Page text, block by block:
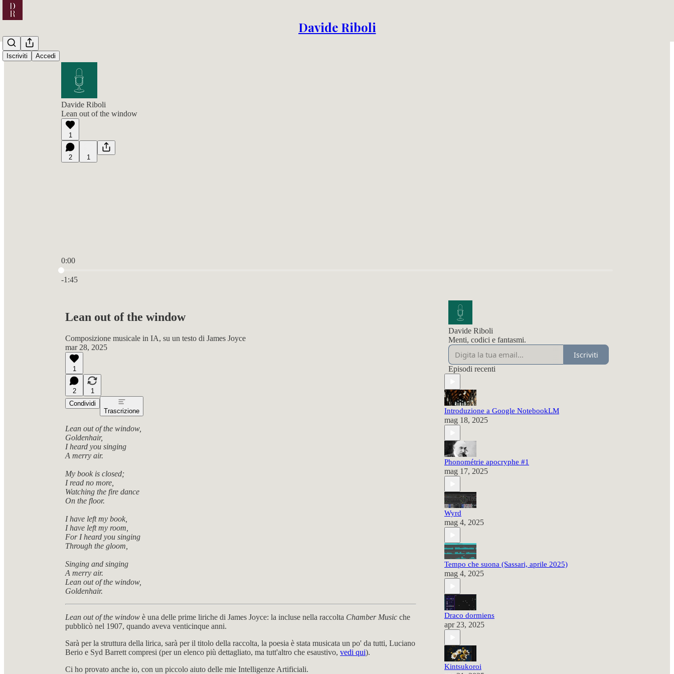
Davide Riboli
Iscriviti Accedi
Davide Riboli
Lean out of the window
1
2 1
0:00
Ora attuale: 0:00 / Tempo totale: -1:45
-1:45
Lean out of the window
Composizione musicale in IA, su un testo di James Joyce
mar 28, 2025
1
2
1
Condividi
Trascrizione
Lean out of the window,
Goldenhair,
I heard you singing
A merry air.
My book is closed;
I read no more,
Watching the fire dance
On the floor.
I have left my book,
I have left my room,
For I heard you singing
Through the gloom,
Singing and singing
A merry air.
Lean out of the window,
Goldenhair.
Lean out of the window è una delle prime liriche di James Joyce: la incluse nella raccolta Chamber Music che
pubblicò nel 1907, quando aveva venticinque anni.
Sarà per la struttura della lirica, sarà per il titolo della raccolta, la poesia è stata musicata un po' da tutti, Luciano
Berio e Syd Barrett compresi (per un elenco più dettagliato, ma tutt'altro che esaustivo, vedi qui).
Ci ho provato anche io, con un piccolo aiuto delle mie Intelligenze Artificiali.
Davide Riboli
Menti, codici e fantasmi.
Iscriviti
Episodi recenti
Introduzione a Google NotebookLM
mag 18, 2025
Phonométrie apocryphe #1
mag 17, 2025
Wyrd
mag 4, 2025
Tempo che suona (Sassari, aprile 2025)
mag 4, 2025
Draco dormiens
apr 23, 2025
Kintsukoroi